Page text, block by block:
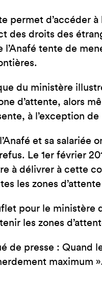
permet d’accéder à
des droits des
tente de
du ministère
d’attente, alors
à l’exception de
et sa
Le 1er février
à délivrer à cette
les zones
pour le ministère
les zones
de presse : Quand
maximum